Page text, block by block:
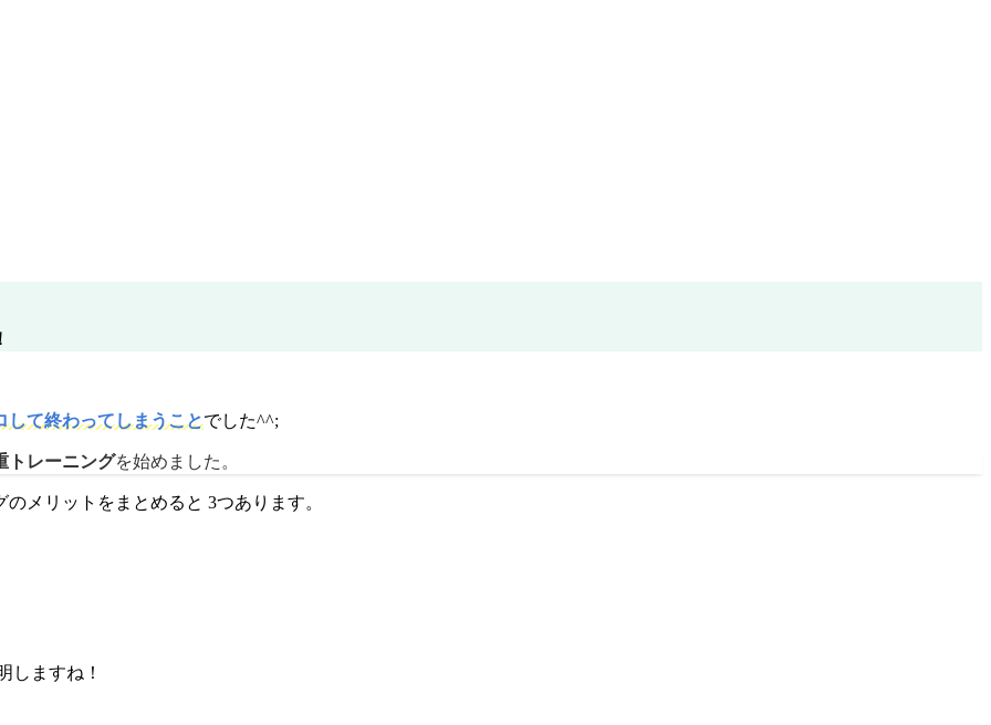
して終わってしまうことでした^^;
トレーニングを始めました。
メリットをまとめると 3つあります。
しますね！